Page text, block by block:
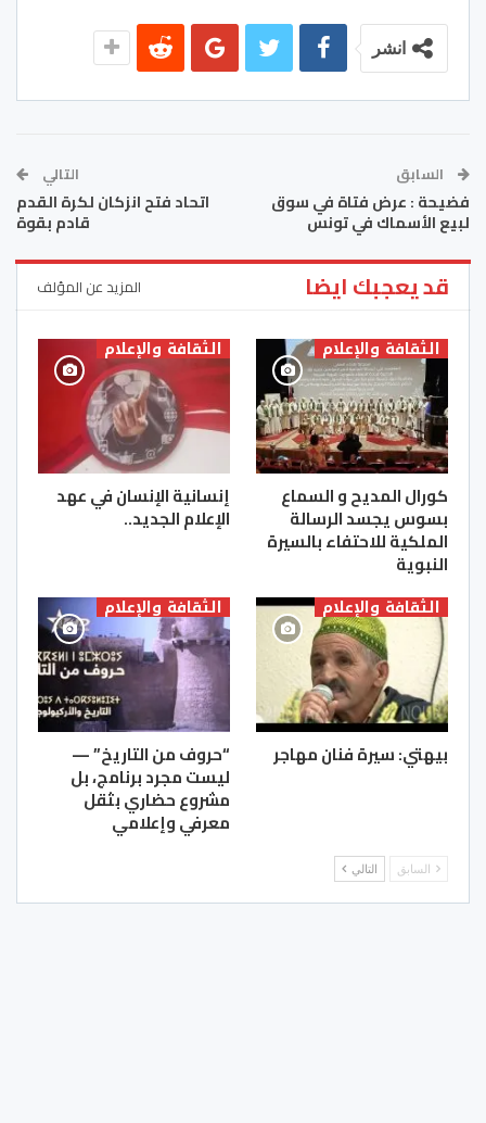
انشر
السابق
فضيحة : عرض فتاة في سوق
لبيع الأسماك في تونس
التالي
اتحاد فتح انزكان لكرة القدم
قادم بقوة
قد يعجبك ايضا المزيد عن المؤلف
الثقافة والإعلام
كورال المديح و السماع
بسوس يجسد الرسالة
الملكية للاحتفاء بالسيرة
النبوية
الثقافة والإعلام
إنسانية الإنسان في عهد
الإعلام الجديد..
الثقافة والإعلام
بيهتي: سيرة فنان مهاجر
الثقافة والإعلام
“حروف من التاريخ” —
ليست مجرد برنامج، بل
مشروع حضاري بثقل
معرفي وإعلامي
السابق التالي